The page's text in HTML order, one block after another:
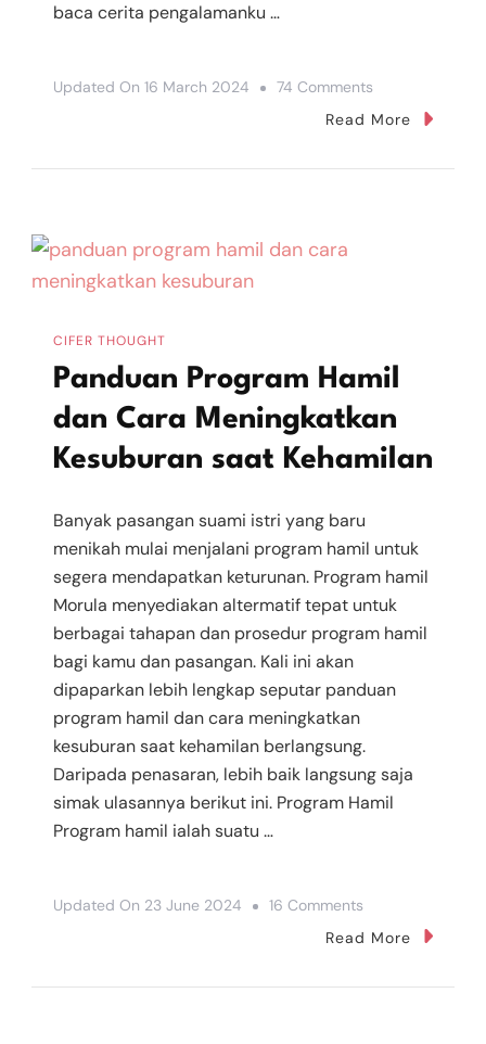
baca cerita pengalamanku …
Updated On 16 March 2024 74 Comments
Hilangkan
Center
Read More
CIFER THOUGHT
Panduan Program Hamil
dan Cara Meningkatkan
Kesuburan saat Kehamilan
Banyak pasangan suami istri yang baru
menikah mulai menjalani program hamil untuk
segera mendapatkan keturunan. Program hamil
Morula menyediakan altermatif tepat untuk
berbagai tahapan dan prosedur program hamil
bagi kamu dan pasangan. Kali ini akan
dipaparkan lebih lengkap seputar panduan
program hamil dan cara meningkatkan
kesuburan saat kehamilan berlangsung.
Daripada penasaran, lebih baik langsung saja
simak ulasannya berikut ini. Program Hamil
Program hamil ialah suatu …
Updated On 23 June 2024 16 Comments
Panduan
Read More